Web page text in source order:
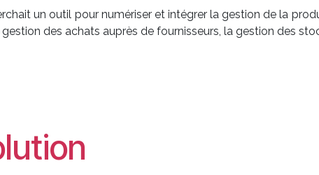
un outil pour numériser et intégrer la gestion de la
des achats auprès de fournisseurs, la gestion des